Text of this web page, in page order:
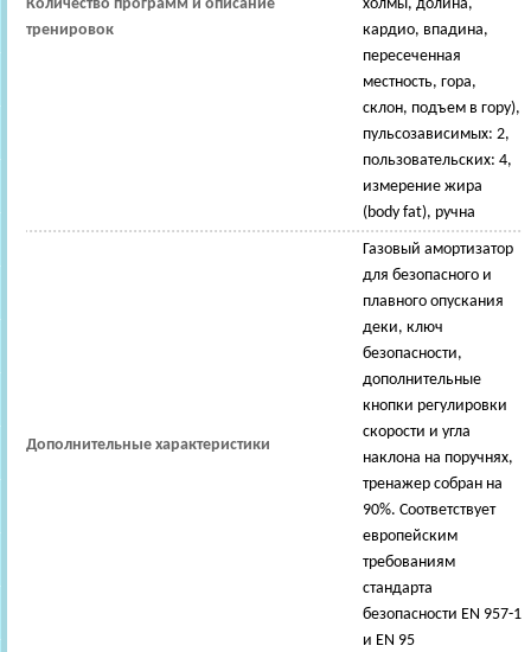
Количество программ и описание
тренировок
холмы, долина,
кардио, впадина,
пересеченная
местность, гора,
склон, подъем в гору),
пульсозависимых: 2,
пользовательских: 4,
измерение жира
(body fat), ручна
Дополнительные характеристики
Газовый амортизатор
для безопасного и
плавного опускания
деки, ключ
безопасности,
дополнительные
кнопки регулировки
скорости и угла
наклона на поручнях,
тренажер собран на
90%. Cоответствует
европейским
требованиям
стандарта
безопасности EN 957-1
и EN 95